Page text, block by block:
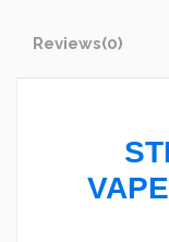
Reviews(0)